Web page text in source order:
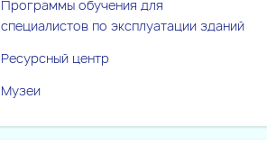
Программы обучения для
специалистов по эксплуатации зданий
Ресурсный центр
Музеи